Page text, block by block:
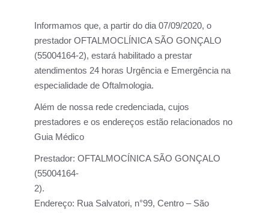
Informamos que, a partir do dia07/09/2020, o
prestador OFTALMOCLÍNICA SÃO GONÇALO
(55004164-2), estará habilitado a prestar
atendimentos 24 horas Urgência e Emergência na
especialidade de Oftalmologia.
Além de nossa rede credenciada, cujos
prestadores e os endereços estão relacionados no
Guia Médico
Prestador: OFTALMOCÍNICA SÃO GONÇALO
(55004164-
2).
Endereço: Rua Salvatori, n°99, Centro – São